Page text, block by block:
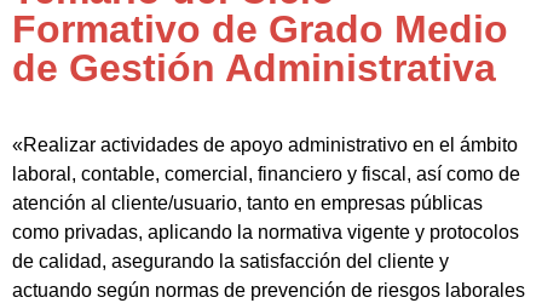
Formativo de Grado Medio
de Gestión Administrativa
«Realizar actividades de apoyo administrativo en el ámbito
laboral, contable, comercial, financiero y fiscal, así como de
atención al cliente/usuario, tanto en empresas públicas
como privadas, aplicando la normativa vigente y protocolos
de calidad, asegurando la satisfacción del cliente y
actuando según normas de prevención de riesgos laborales